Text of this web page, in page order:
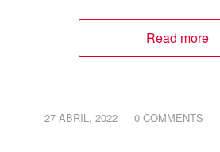
Read more
27 ABRIL, 2022
/ 0 COMMENTS
/